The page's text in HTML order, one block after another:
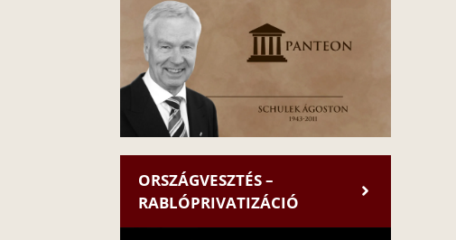
ORSZÁGVESZTÉS –
RABLÓPRIVATIZÁCIÓ